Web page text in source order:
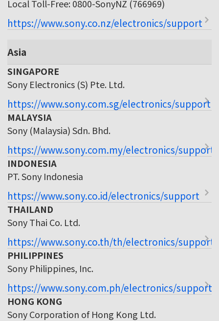
Local Toll-Free: 0800-SonyNZ (766969)
https://www.sony.co.nz/electronics/support
Asia
SINGAPORE
Sony Electronics (S) Pte. Ltd.
https://www.sony.com.sg/electronics/support
MALAYSIA
Sony (Malaysia) Sdn. Bhd.
https://www.sony.com.my/electronics/support
INDONESIA
PT. Sony Indonesia
https://www.sony.co.id/electronics/support
THAILAND
Sony Thai Co. Ltd.
https://www.sony.co.th/th/electronics/support
PHILIPPINES
Sony Philippines, Inc.
https://www.sony.com.ph/electronics/support
HONG KONG
Sony Corporation of Hong Kong Ltd.